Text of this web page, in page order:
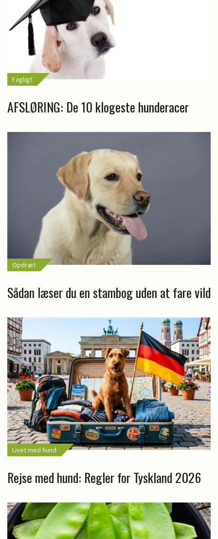
Fagligt
AFSLØRING: De 10 klogeste hunderacer
Opdræt
Sådan læser du en stambog uden at fare vild
Livet med hund
Rejse med hund: Regler for Tyskland 2026